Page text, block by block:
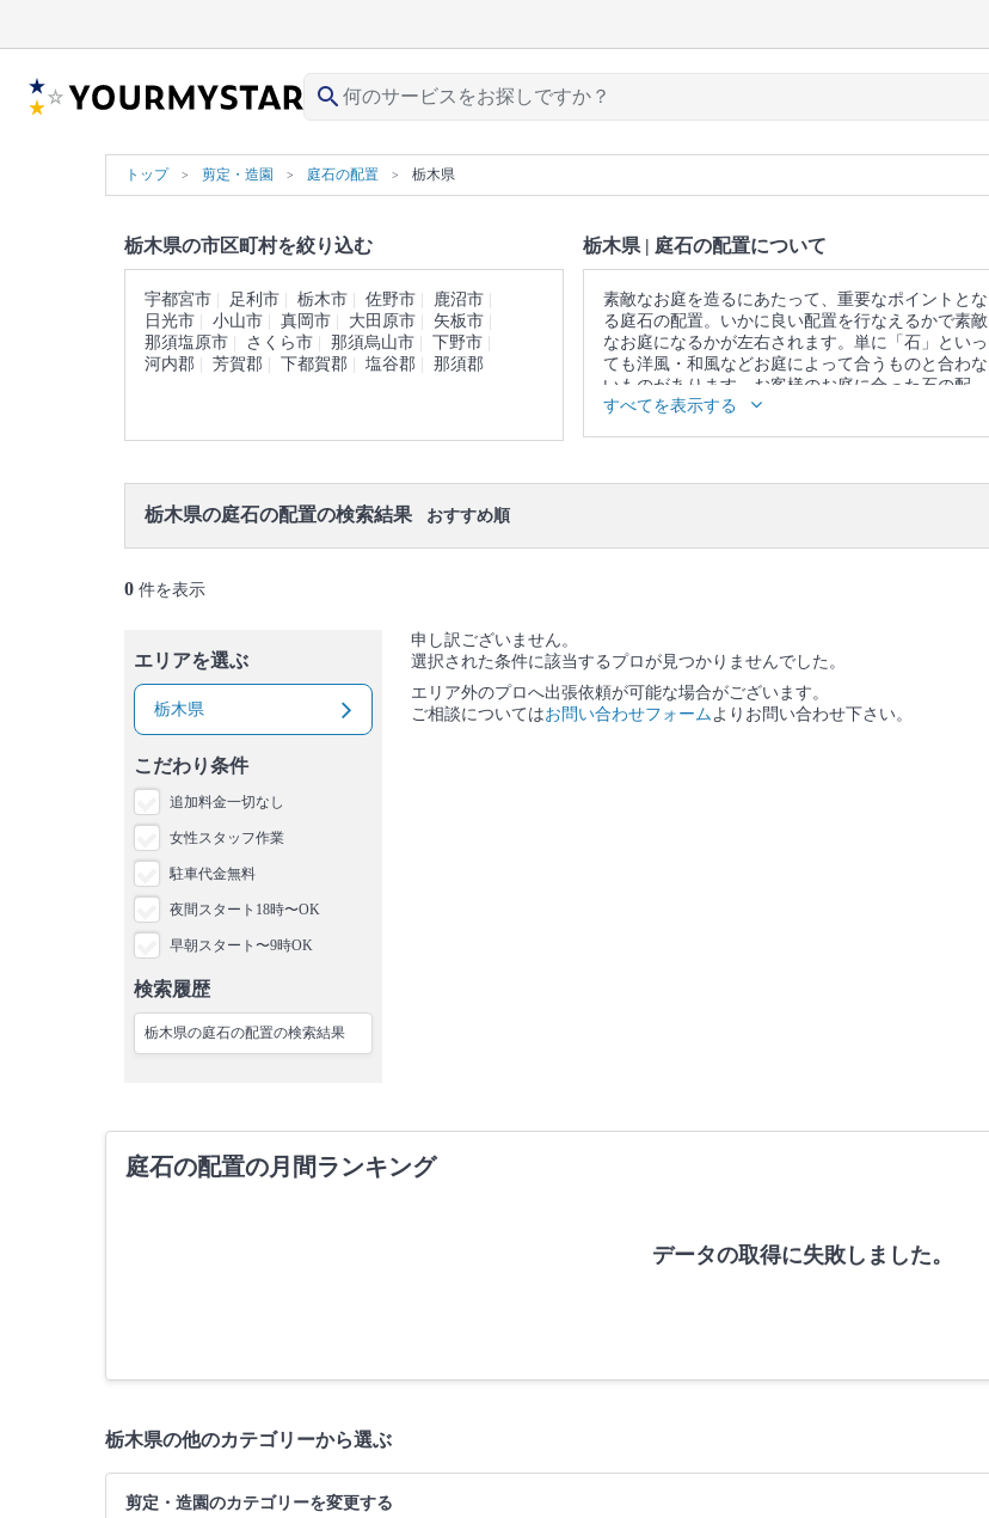
search
トップ 剪定・造園 庭石の配置 栃木県
栃木県の市区町村を絞り込む
宇都宮市 足利市 栃木市 佐野市
鹿沼市
日光市
小山市 真岡市 大田原市
矢板市
那須塩原市
さくら市 那須烏山市
下野市
河内郡
芳賀郡 下都賀郡 塩谷郡 那須郡
栃木県 | 庭石の配置について
素敵なお庭を造るにあたって、重要なポイントとな
る庭石の配置。いかに良い配置を行なえるかで素敵
なお庭になるかが左右されます。単に「石」といっ
ても洋風・和風などお庭によって合うものと合わな
いものがあります。お客様のお庭に合った石の配
置、さらにお客様のご要望に沿えるように柔軟に対
口コミもご参照ください。
すべてを表示する
栃木県の庭石の配置の検索結果 おすすめ順
0 件を表示
エリアを選ぶ
栃木県
こだわり条件
追加料金一切なし
女性スタッフ作業
駐車代金無料
夜間スタート18時〜OK
早朝スタート〜9時OK
検索履歴
栃木県の庭石の配置の検索結果
申し訳ございません。
選択された条件に該当するプロが見つかりませんでした。
エリア外のプロへ出張依頼が可能な場合がございます。
ご相談についてはお問い合わせフォームよりお問い合わせ下さい。
庭石の配置の月間ランキング
データの取得に失敗しました。
栃木県の他のカテゴリーから選ぶ
剪定・造園のカテゴリーを変更する